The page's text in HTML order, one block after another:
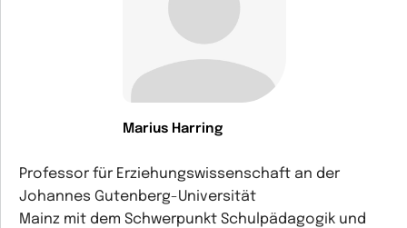
Marius Harring
Professor für Erziehungswissenschaft an der
Johannes Gutenberg-Universität
Mainz mit dem Schwerpunkt Schulpädagogik und